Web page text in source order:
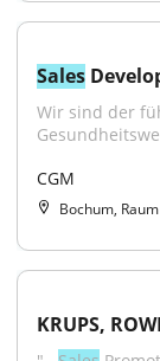
Sales
Wir sind der
CGM
Bochum, Raum
KRUPS,